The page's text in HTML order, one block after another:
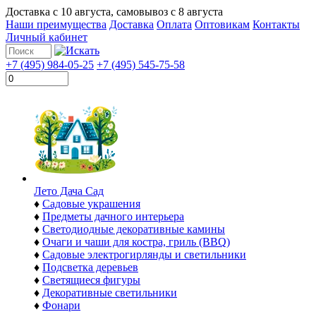
Доставка с 10 августа, самовывоз с 8 августа
Наши преимущества Доставка Оплата Оптовикам Контакты
Личный кабинет
+7 (495) 984-05-25 +7 (495) 545-75-58
Лето Дача Сад
♦ Садовые украшения
♦ Предметы дачного интерьера
♦ Светодиодные декоративные камины
♦ Очаги и чаши для костра, гриль (BBQ)
♦ Садовые электрогирлянды и светильники
♦ Подсветка деревьев
♦ Светящиеся фигуры
♦ Декоративные светильники
♦ Фонари